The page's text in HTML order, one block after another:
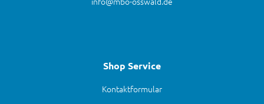
Shop Service
Kontaktformular